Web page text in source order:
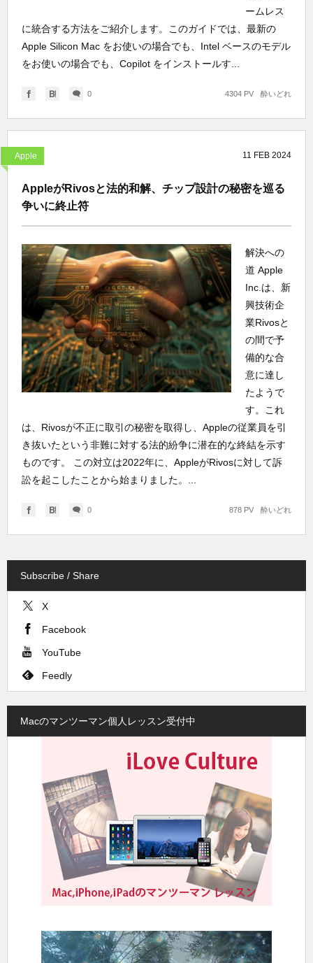
ームレス
に統合する方法をご紹介します。このガイドでは、最新の
Apple Silicon Mac をお使いの場合でも、Intel ベースのモデル
をお使いの場合でも、Copilot をインストールす...
0 酔いどれ
4304 PV
Apple 11 FEB 2024
AppleがRivosと法的和解、チップ設計の秘密を巡る
争いに終止符
解決への
道 Apple
Inc.は、新
興技術企
業Rivosと
の間で予
備的な合
意に達し
たようで
す。これ
は、Rivosが不正に取引の秘密を取得し、Appleの従業員を引
き抜いたという非難に対する法的紛争に潜在的な終結を示す
ものです。 この対立は2022年に、AppleがRivosに対して訴
訟を起こしたことから始まりました。...
0 酔いどれ
878 PV
Subscribe / Share
X
Facebook
YouTube
Feedly
Macのマンツーマン個人レッスン受付中